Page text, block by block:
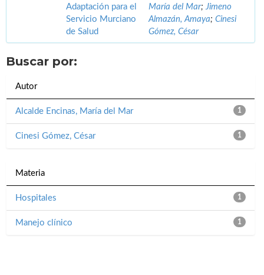
Adaptación para el
Servicio Murciano
de Salud
María del Mar;Jimeno
Almazán, Amaya; Cinesi
Gómez, César
Buscar por:
Autor
1
Alcalde Encinas, María del Mar
1
Cinesi Gómez, César
Materia
1
Hospitales
1
Manejo clínico